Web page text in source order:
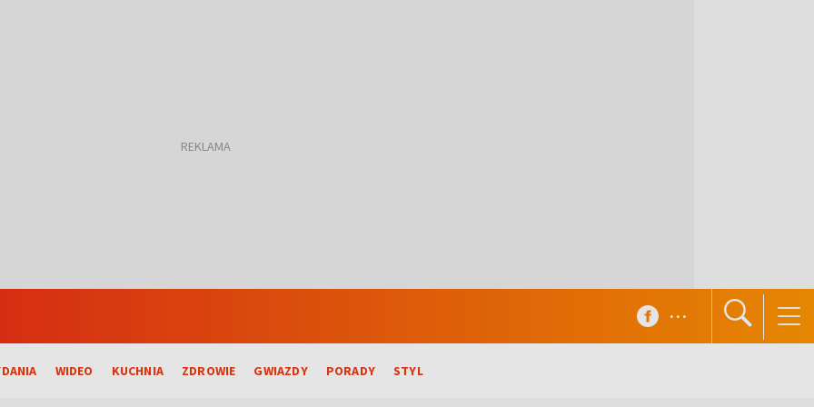
WIDEO KUCHNIA ZDROWIE GWIAZDY PORADY STYL
...